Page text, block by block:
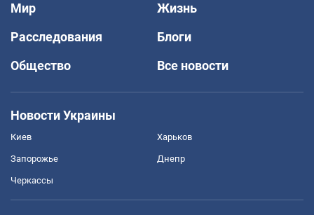
Мир
Жизнь
Расследования
Блоги
Общество
Все новости
Новости Украины
Киев Харьков
Запорожье Днепр
Черкассы